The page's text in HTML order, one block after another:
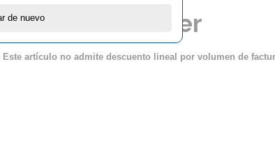
Hellracer
Este artículo no admite descuento lineal por volumen de
de nuevo